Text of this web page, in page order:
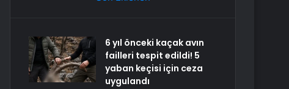
6 yıl önceki kaçak avın
failleri tespit edildi! 5
yaban keçisi için ceza
uygulandı